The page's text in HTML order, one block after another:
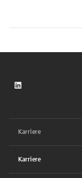
LinkedIn
Karriere
Karriere